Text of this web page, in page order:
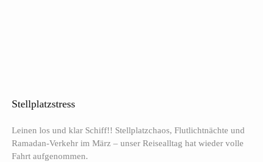
Stellplatzstress
Leinen los und klar Schiff!! Stellplatzchaos, Flutlichtnächte und
Ramadan-Verkehr im März – unser Reisealltag hat wieder volle
Fahrt aufgenommen.